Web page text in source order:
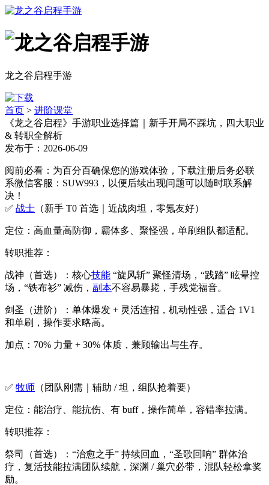
龙之谷启程手游
首页 > 进阶课堂
《龙之谷启程》手游职业选择篇｜新手开局不踩坑，四大职业
& 转职全解析
发布于：2026-06-09
阅前必看：为百分百确保您的游戏体验，下载注册后务必联
系微信客服：SUW993，以便后续出现问题可以随时联系解
决！
✅ 战士 （新手 T0 首选｜近战肉坦，零氪友好）
定位：高血量高防御，霸体多、聚怪强，单刷组队都适配。
转职推荐：
战神（首选）：核心技能 “旋风斩” 聚怪清场，“践踏” 眩晕控
场，“铁布衫” 减伤， 副本不容易暴毙，手残党福音。
剑圣（进阶）：单体爆发 + 灵活连招，机动性强，适合 1V1
和单刷，操作要求略高。
加点：70% 力量 + 30% 体质，兼顾输出与生存。
✅ 牧师 （团队刚需｜辅助 / 坦，组队抢着要）
定位：能治疗、能抗伤、有 buff，操作简单，容错率拉满。
转职推荐：
祭司（首选）：“治愈之手” 持续回血，“圣歌回响” 群体治
疗，复活技能拉满团队续航，深渊 / 巢穴必带，混队轻松拿奖
励。